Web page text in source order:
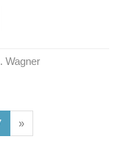
Wagner
(current)
»